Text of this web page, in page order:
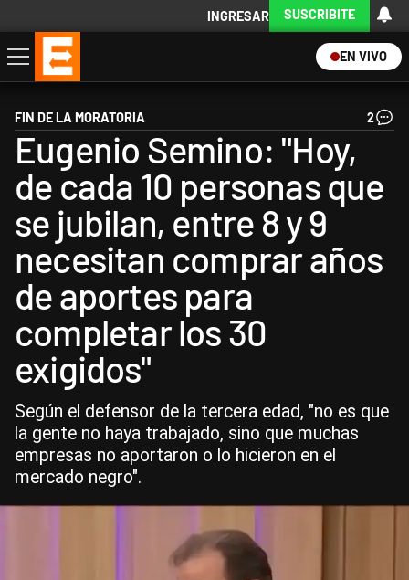
INGRESAR SUSCRIBITE
EN VIVO
Economía
Política
Internacional
Actualidad
Descargá la App
FIN DE LA MORATORIA 2
Eugenio Semino: "Hoy,
de cada 10 personas que
se jubilan, entre 8 y 9
necesitan comprar años
de aportes para
completar los 30
exigidos"
Según el defensor de la tercera edad, "no es que
la gente no haya trabajado, sino que muchas
empresas no aportaron o lo hicieron en el
mercado negro".